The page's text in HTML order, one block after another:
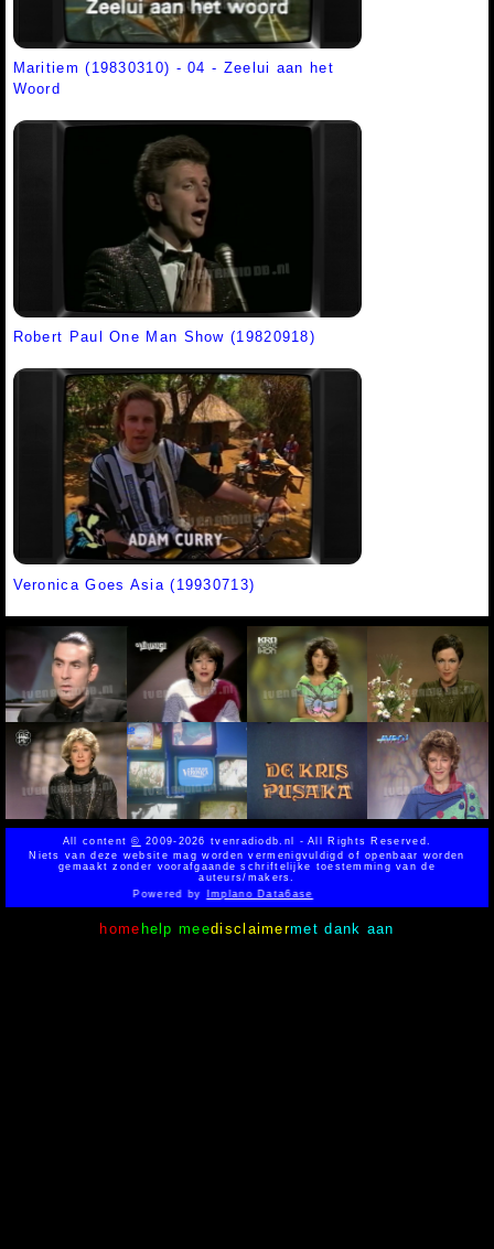
Maritiem (19830310) - 04 - Zeelui aan het
Woord
Robert Paul One Man Show (19820918)
Veronica Goes Asia (19930713)
All content© 2009-2026 tvenradiodb.nl - All Rights Reserved.
Niets van deze website mag worden vermenigvuldigd of openbaar worden
gemaakt zonder voorafgaande schriftelijke toestemming van de
auteurs/makers.
Powered byImplano Data6ase
home help meedisclaimermet dank aan